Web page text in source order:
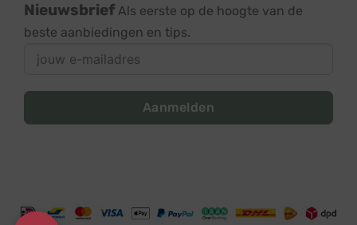
Nieuwsbrief Als eerste op de hoogte van de
beste aanbiedingen en tips.
Aanmelden